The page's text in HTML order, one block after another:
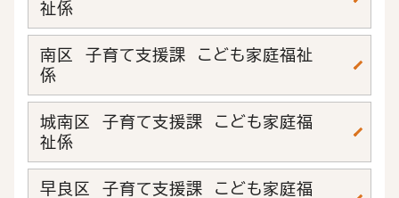
祉係
南区 子育て支援課 こども家庭福祉
係
城南区 子育て支援課 こども家庭福
祉係
早良区 子育て支援課 こども家庭福